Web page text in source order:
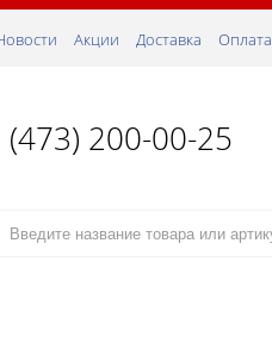
Акции Доставка Оплата
(473) 200-00-25